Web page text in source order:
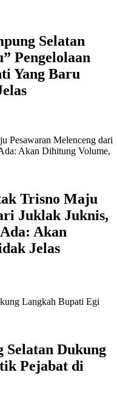
Selatan
Pengelolaan
Yang Baru
Trisno Maju
Juklak Juknis,
Akan
Jelas
Dukung
Pejabat di